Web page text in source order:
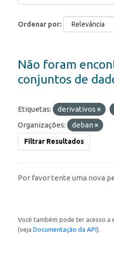
Ordenar por
Não foram
conjuntos de
Etiquetas: derivativos
Organizações:
deban
Filtrar Resultados
Por favor tente uma nova
Você também pode ter acesso a
(veja Documentação da API).